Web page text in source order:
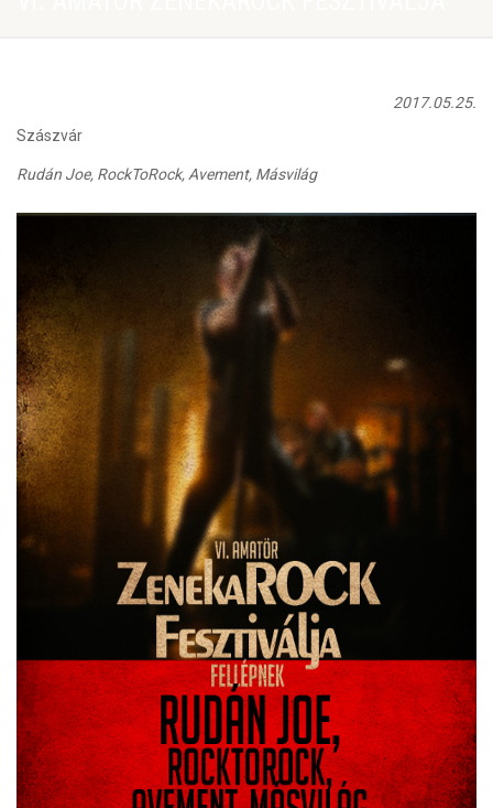
2017.05.25.
Szászvár
Rudán Joe, RockToRock, Avement, Másvilág